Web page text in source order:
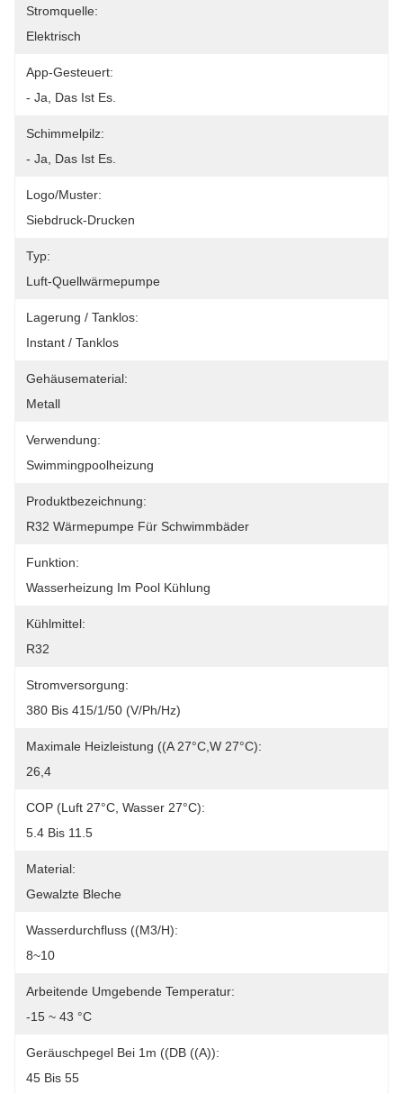
Stromquelle:
Elektrisch
App-Gesteuert:
- Ja, Das Ist Es.
Schimmelpilz:
- Ja, Das Ist Es.
Logo/Muster:
Siebdruck-Drucken
Typ:
Luft-Quellwärmepumpe
Lagerung / Tanklos:
Instant / Tanklos
Gehäusematerial:
Metall
Verwendung:
Swimmingpoolheizung
Produktbezeichnung:
R32 Wärmepumpe Für Schwimmbäder
Funktion:
Wasserheizung Im Pool Kühlung
Kühlmittel:
R32
Stromversorgung:
380 Bis 415/1/50 (V/Ph/Hz)
Maximale Heizleistung ((A 27°C,W 27°C):
26,4
COP (Luft 27°C, Wasser 27°C):
5.4 Bis 11.5
Material:
Gewalzte Bleche
Wasserdurchfluss ((m3/h):
8~10
Arbeitende Umgebende Temperatur:
-15 ~ 43 °C
Geräuschpegel Bei 1m ((dB ((A)):
45 Bis 55